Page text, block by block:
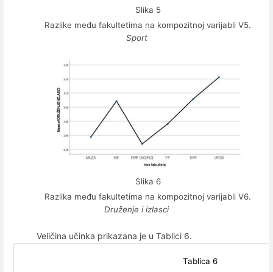
Slika 5
Razlike među fakultetima na kompozitnoj varijabli V5.
Sport
Slika 6
Razlika među fakultetima na kompozitnoj varijabli V6.
Druženje i izlasci
Veličina učinka prikazana je u Tablici 6.
Tablica 6